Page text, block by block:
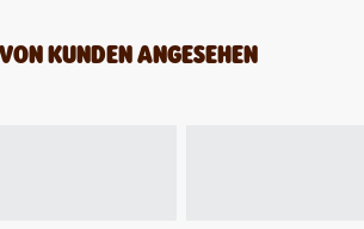
KUNDEN ANGESEHEN